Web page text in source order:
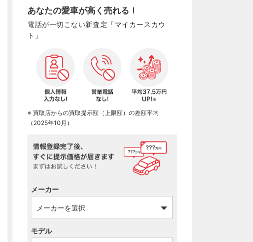
あなたの愛車が高く売れる！
電話が一切こない新査定「マイカースカウ
ト」
※ 買取店からの買取提示額（上限額）の差額平均
（2025年10月）
メーカー
モデル